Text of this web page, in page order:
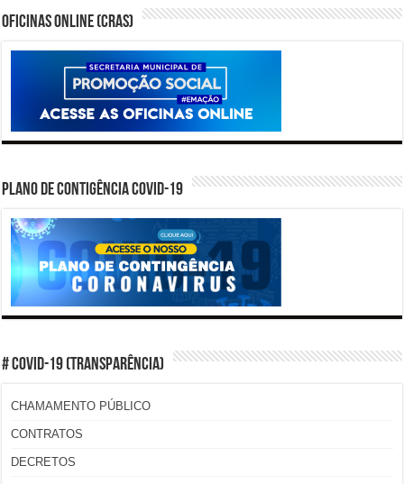
Oficinas Online (CRAS)
PLANO DE CONTIGÊNCIA COVID-19
# COVID-19 (TRANSPARÊNCIA)
CHAMAMENTO PÚBLICO
CONTRATOS
DECRETOS